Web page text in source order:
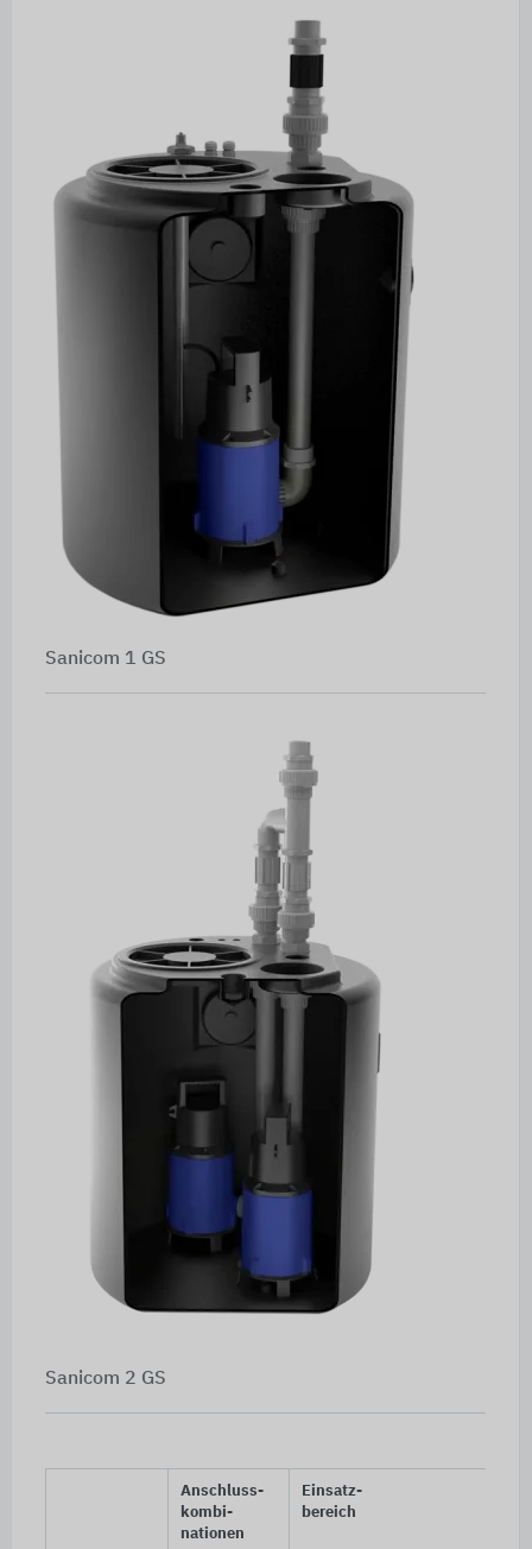
Sanicom 1 GS
Sanicom 2 GS
Anschluss-
kombi-
nationen
Einsatz-
bereich